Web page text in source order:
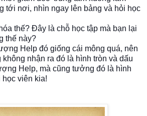
tới nơi, nhìn ngay lên bảng và hỏi học
thế? Đây là chỗ học tập mà bạn lại
thế này?
Help đó giống cái mông quá, nên
nhận ra đó là hình tròn và dấu
Help, mà cũng tưởng đó là hình
viên kia!